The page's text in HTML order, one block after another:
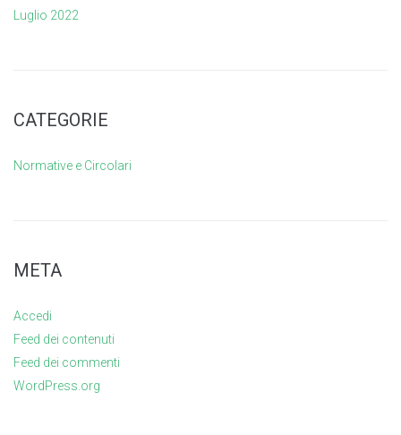
Luglio 2022
CATEGORIE
Normative e Circolari
META
Accedi
Feed dei contenuti
Feed dei commenti
WordPress.org